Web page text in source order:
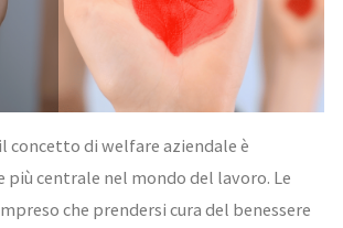
concetto di welfare aziendale è
centrale nel mondo del lavoro. Le
che prendersi cura del benessere